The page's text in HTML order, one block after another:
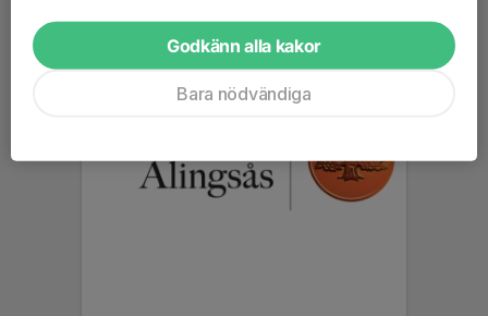
Godkänn alla kakor
Bara nödvändiga